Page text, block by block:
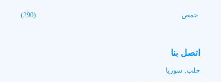
حمص (290)
اتصل بنا
حلب, سوريا